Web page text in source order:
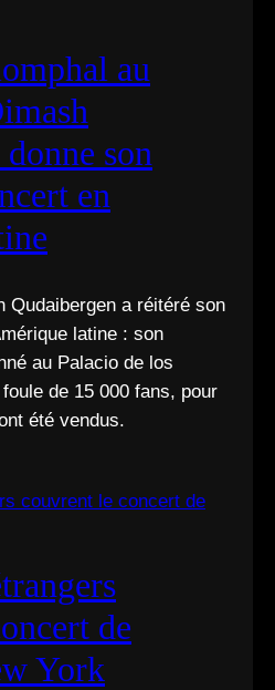
au
son
en
Qudaibergen a réitéré son
latine : son
au Palacio de los
de 15 000 fans, pour
été vendus.
de
York